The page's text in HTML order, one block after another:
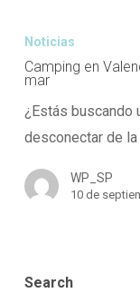
en
Valencia:
Tu
escapada
perfecta
junto
al
Noticias
Camping en
mar
¿Estás buscando
desconectar de la
WP_SP
10 de
Search